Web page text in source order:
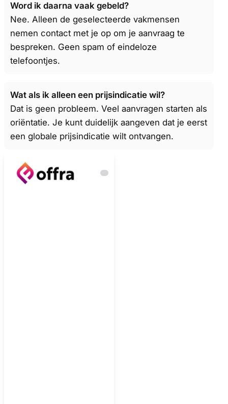
Word ik daarna vaak gebeld?
Nee. Alleen de geselecteerde vakmensen
nemen contact met je op om je aanvraag te
bespreken. Geen spam of eindeloze
telefoontjes.
Wat als ik alleen een prijsindicatie wil?
Dat is geen probleem. Veel aanvragen starten als
oriëntatie. Je kunt duidelijk aangeven dat je eerst
een globale prijsindicatie wilt ontvangen.